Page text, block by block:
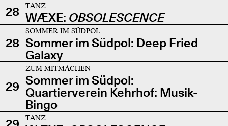
28
TANZ
WÆXE: OBSOLESCENCE
28
SOMMER IM SÜDPOL
Sommer im Südpol: Deep Fried
Galaxy
29
ZUM MITMACHEN
Sommer im Südpol:
Quartierverein Kehrhof: Musik-
Bingo
TANZ